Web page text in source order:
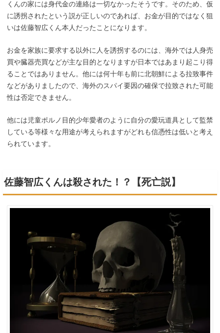
くんの家には身代金の連絡は一切なかったそうです。そのため、仮
に誘拐されたという説が正しいのであれば、お金が目的ではなく狙
いは佐藤智広くん本人だったことになります。
お金を家族に要求する以外に人を誘拐するのには、海外では人身売
買や臓器売買などが主な目的となりますが日本ではあまり起こり得
ることではありません。他には何十年も前に北朝鮮による拉致事件
などがありましたので、海外のスパイ要因の確保で拉致された可能
性は否定できません。
他には児童ポルノ目的少年愛者のように自分の愛玩道具として監禁
している等様々な用途が考えられますがどれも信憑性は低いと考え
られています。
佐藤智広くんは殺された！？【死亡説】